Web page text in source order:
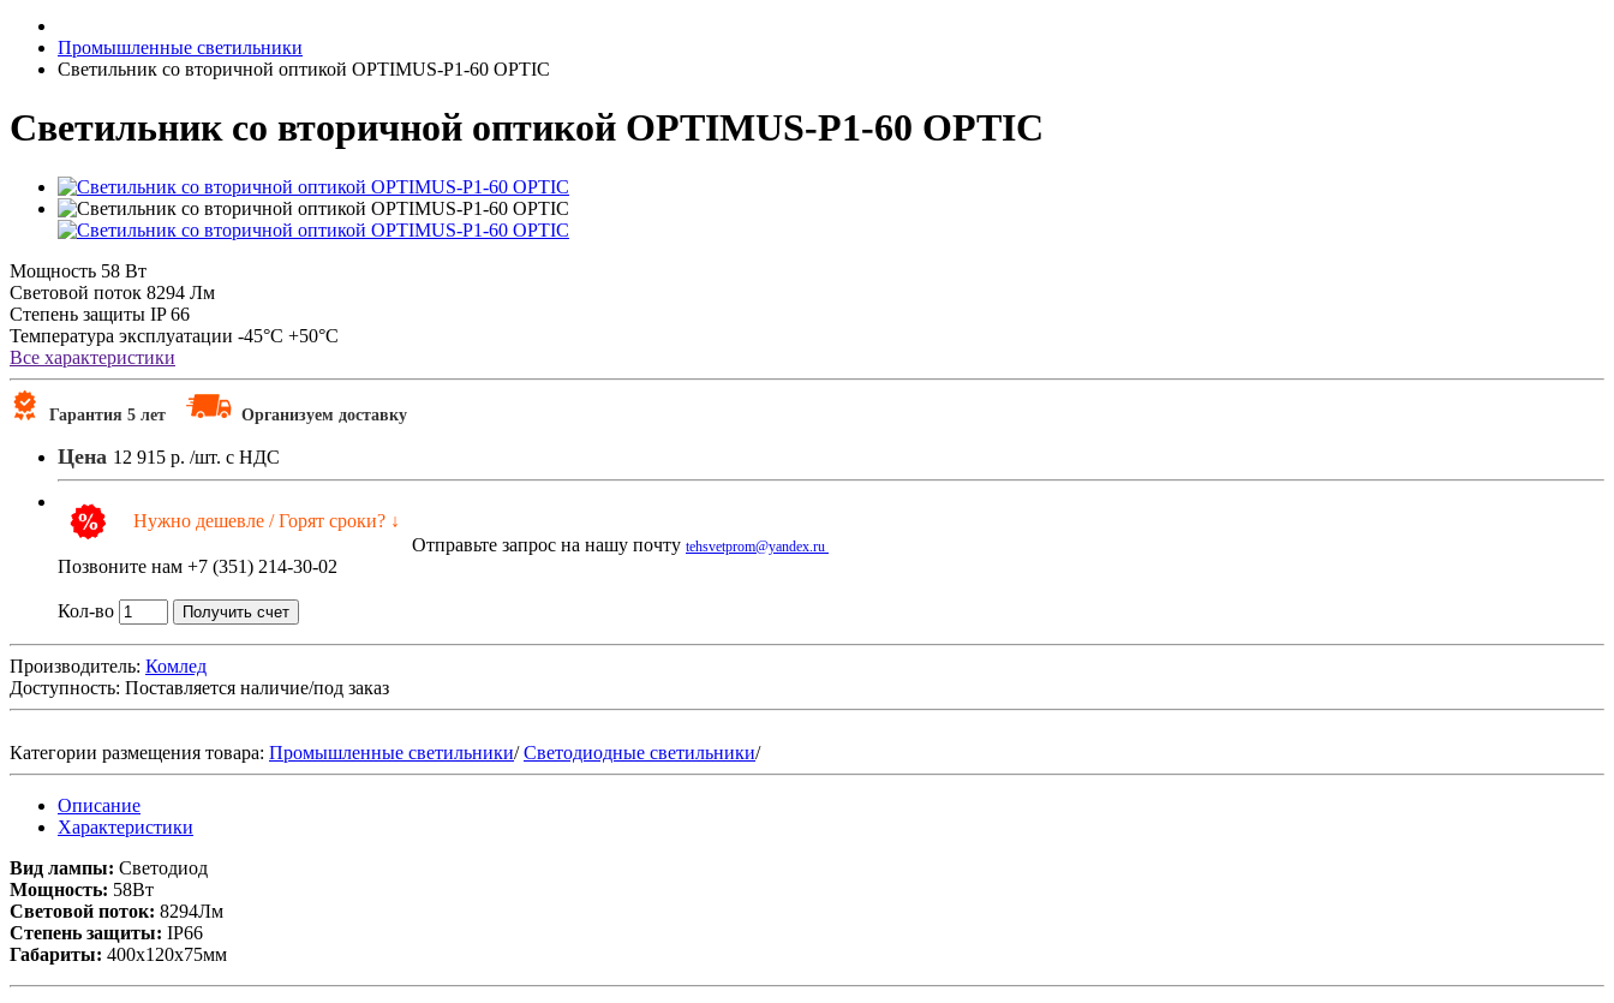
Промышленные светильники
Светильник со вторичной оптикой OPTIMUS-P1-60 OPTIC
Светильник со вторичной оптикой OPTIMUS-P1-60 OPTIC
Мощность 58 Вт
Световой поток 8294 Лм
Степень защиты IP 66
Температура эксплуатации -45°C +50°C
Все характеристики
Гарантия 5 лет Организуем доставку
Цена 12 915 р. /шт. с НДС
Нужно дешевле / Горят сроки? ↓
Отправьте запрос на нашу почту tehsvetprom@yandex.ru
Позвоните нам +7 (351) 214-30-02
Кол-во Получить счет
Производитель: Комлед
Доступность: Поставляется наличие/под заказ
Категории размещения товара: Промышленные светильники/Светодиодные светильники/
Описание
Характеристики
Вид лампы: Светодиод
Мощность: 58Вт
Световой поток: 8294Лм
Степень защиты: IP66
Габариты: 400х120х75мм